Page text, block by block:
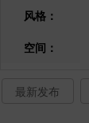
风格：
空间：
最新发布